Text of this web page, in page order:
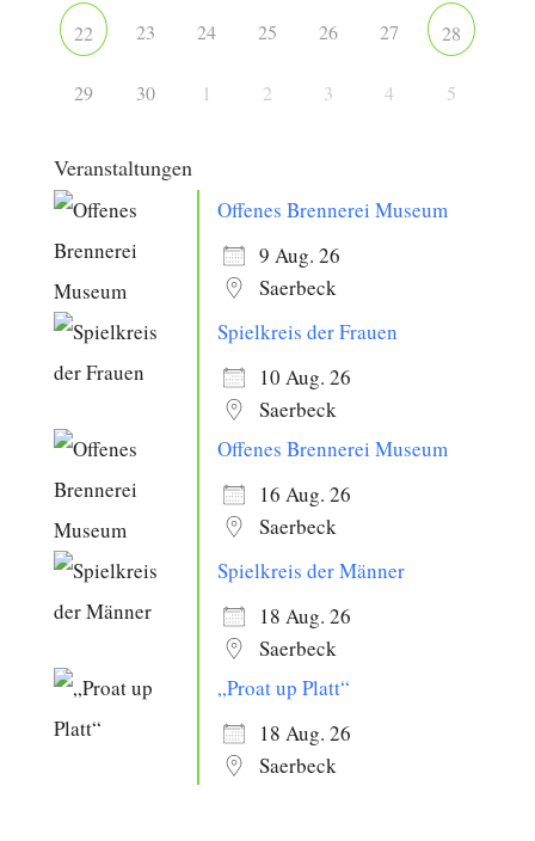
22 23 24 25 26 27 28
29 30 1 2 3 4 5
Veranstaltungen
Offenes Brennerei Museum
9 Aug. 26
Saerbeck
Spielkreis der Frauen
10 Aug. 26
Saerbeck
Offenes Brennerei Museum
16 Aug. 26
Saerbeck
Spielkreis der Männer
18 Aug. 26
Saerbeck
„Proat up Platt“
18 Aug. 26
Saerbeck